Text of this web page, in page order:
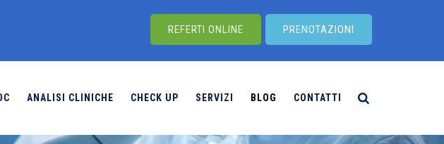
REFERTI ONLINE PRENOTAZIONI
ANALISI CLINICHE CHECK UP SERVIZI BLOG CONTATTI